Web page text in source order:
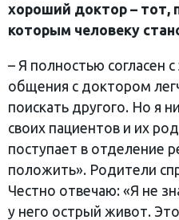
хороший доктор – тот,
которым человеку
– Я полностью согласен
общения с доктором
поискать другого. Но я
своих пациентов и их
поступает в отделение
положить». Родители
Честно отвечаю: «Я не
у него острый живот.